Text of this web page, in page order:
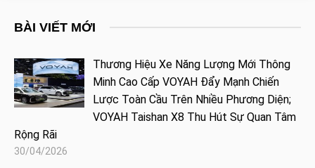
BÀI VIẾT MỚI
Thương Hiệu Xe Năng Lượng Mới Thông
Minh Cao Cấp VOYAH Đẩy Mạnh Chiến
Lược Toàn Cầu Trên Nhiều Phương Diện;
VOYAH Taishan X8 Thu Hút Sự Quan Tâm
Rộng Rãi
30/04/2026